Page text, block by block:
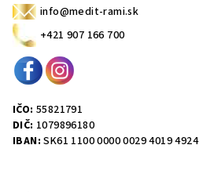
info@medit-rami.sk
+421 907 166 700
IČO: 55821791
DIČ: 1079896180
IBAN: SK61 1100 0000 0029 4019 4924